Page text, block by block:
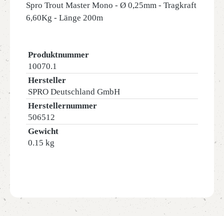
Spro Trout Master Mono - Ø 0,25mm - Tragkraft
6,60Kg - Länge 200m
Produktnummer
10070.1
Hersteller
SPRO Deutschland GmbH
Herstellernummer
506512
Gewicht
0.15 kg